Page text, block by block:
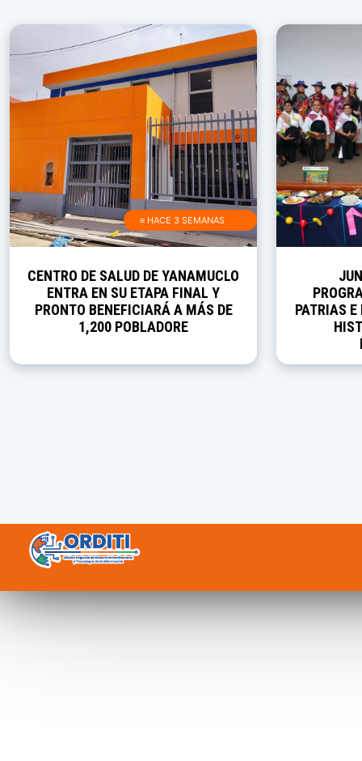
≡ HACE 3 SEMANAS
CENTRO DE SALUD DE YANAMUCLO
ENTRA EN SU ETAPA FINAL Y
PRONTO BENEFICIARÁ A MÁS DE
1,200 POBLADORE
PATRIAS